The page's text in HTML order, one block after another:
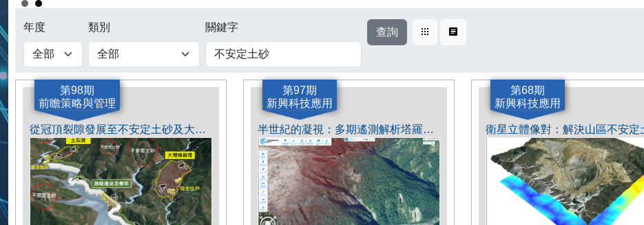
年度 類別 關鍵字 查詢 卡片式表格式
第98期
前瞻策略與管理
從冠頂裂隙發展至不安定土砂及大規模崩塌變遷過程深度解析
第97期
新興科技應用
半世紀的凝視：多期遙測解析塔羅灣溪源頭軌跡
第68期
新興科技應用